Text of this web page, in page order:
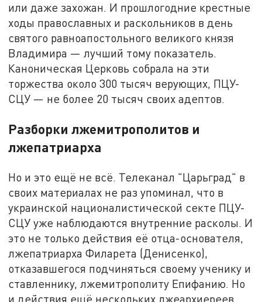
или даже захожан. И прошлогодние крестные
ходы православных и раскольников в день
святого равноапостольного великого князя
Владимира — лучший тому показатель.
Каноническая Церковь собрала на эти
торжества около 300 тысяч верующих, ПЦУ-
СЦУ — не более 20 тысяч своих адептов.
Разборки лжемитрополитов и
лжепатриарха
Но и это ещё не всё. Телеканал "Царьград" в
своих материалах не раз упоминал, что в
украинской националистической секте ПЦУ-
СЦУ уже наблюдаются внутренние расколы. И
это не только действия её отца-основателя,
лжепатриарха Филарета (Денисенко),
отказавшегося подчиняться своему ученику и
ставленнику, лжемитрополиту Епифанию. Но
и действия ещё нескольких лжеархиереев